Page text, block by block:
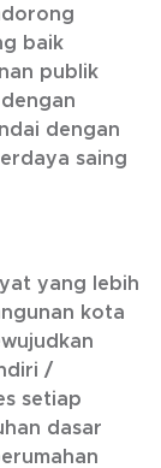
baik
publik
dengan
saing
yang lebih
kota
/
setiap
dasar